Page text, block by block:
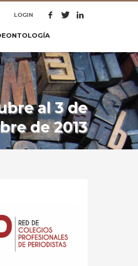
LOGIN
al 3 de
de 2013